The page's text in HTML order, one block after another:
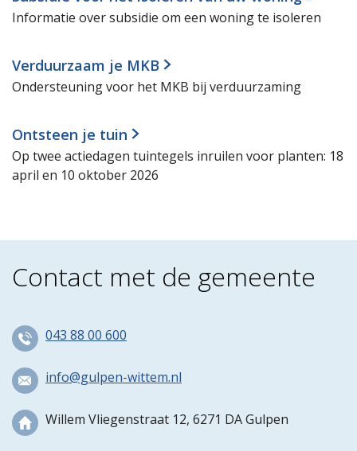
Informatie over subsidie om een woning te isoleren
Verduurzaam je MKB
Ondersteuning voor het MKB bij verduurzaming
Ontsteen je tuin
Op twee actiedagen tuintegels inruilen voor planten: 18
april en 10 oktober 2026
Contact met de gemeente
043 88 00 600
info@gulpen-wittem.nl
Willem Vliegenstraat 12, 6271 DA Gulpen